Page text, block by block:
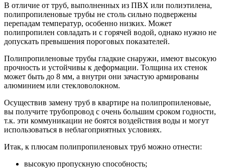
В отличие от труб, выполненных из ПВХ или полиэтилена,
полипропиленовые трубы не столь сильно подвержены
перепадам температур, особенно низких. Может
полипропилен совладать и с горячей водой, однако нужно не
допускать превышения пороговых показателей.
Полипропиленовые трубы гладкие снаружи, имеют высокую
прочность и устойчивы к деформации. Толщина их стенок
может быть до 8 мм, а внутри они зачастую армированы
алюминием или стекловолокном.
Осуществив замену труб в квартире на полипропиленовые,
вы получите трубопровод с очень большим сроком годности,
т.к. эти коммуникации не боятся воздействия воды и могут
использоваться в неблагоприятных условиях.
Итак, к плюсам полипропиленовых труб можно отнести:
высокую пропускную способность;